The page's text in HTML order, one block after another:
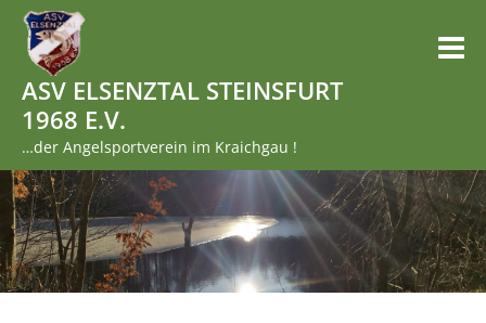
Direkt
zum
Inhalt
ASV ELSENZTAL STEINSFURT
1968 E.V.
…der Angelsportverein im Kraichgau !